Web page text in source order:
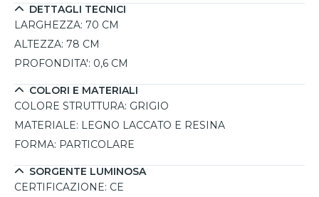
lancette in metallo argentato completano l’insieme con
uno stile pulito. Realizzato a mano, garantisce resistenza ai
raggi UV e durata nel tempo.
DETTAGLI TECNICI
LARGHEZZA: 70 CM
ALTEZZA: 78 CM
PROFONDITA': 0,6 CM
COLORI E MATERIALI
COLORE STRUTTURA: GRIGIO
MATERIALE: LEGNO LACCATO E RESINA
FORMA: PARTICOLARE
SORGENTE LUMINOSA
CERTIFICAZIONE: CE